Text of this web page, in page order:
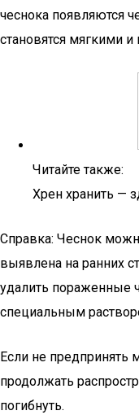
чеснока появляются
становятся мягкими и
Читайте также:
Хрен хранить —
Справка: Чеснок
выявлена на ранних
удалить пораженные
специальным
Если не предпринять
продолжать
погибнуть.